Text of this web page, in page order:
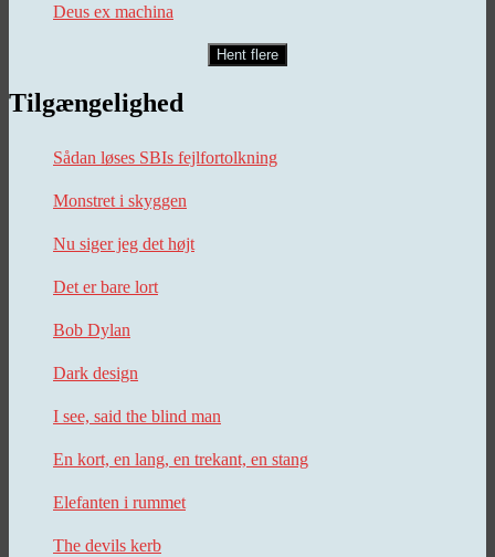
Deus ex machina
Hent flere
Tilgængelighed
Sådan løses SBIs fejlfortolkning
Monstret i skyggen
Nu siger jeg det højt
Det er bare lort
Bob Dylan
Dark design
I see, said the blind man
En kort, en lang, en trekant, en stang
Elefanten i rummet
The devils kerb